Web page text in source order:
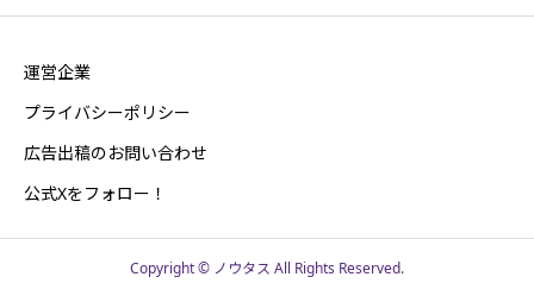
運営企業
プライバシーポリシー
広告出稿のお問い合わせ
公式Xをフォロー！
Copyright © ノウタス All Rights Reserved.